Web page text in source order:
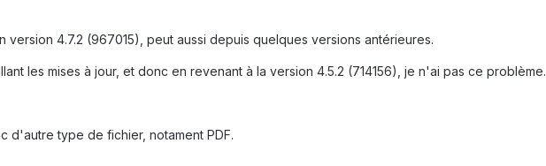
version 4.7.2 (967015), peut aussi depuis quelques versions antérieures.
les mises à jour, et donc en revenant à la version 4.5.2 (714156), je n'ai pas ce problème.
d'autre type de fichier, notament PDF.